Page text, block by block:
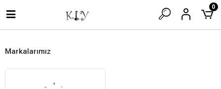
0
Markalarımız